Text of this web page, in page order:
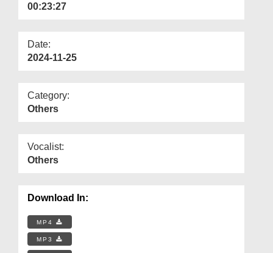
00:23:27
Date:
2024-11-25
Category:
Others
Vocalist:
Others
Download In:
MP4
MP3